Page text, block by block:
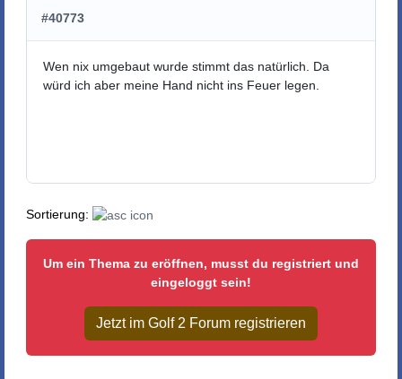
#40773
Wen nix umgebaut wurde stimmt das natürlich. Da
würd ich aber meine Hand nicht ins Feuer legen.
Sortierung:
Um ein Thema zu eröffnen, musst du registriert und
eingeloggt sein!
Jetzt im Golf 2 Forum registrieren